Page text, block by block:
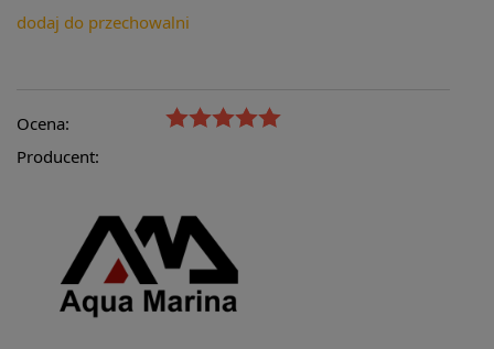
dodaj do przechowalni
Ocena:
Producent: